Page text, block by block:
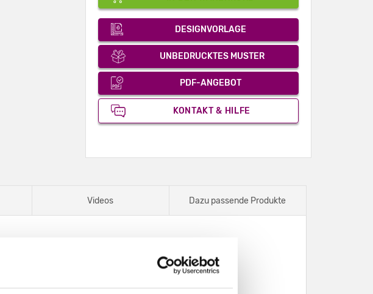
DESIGNVORLAGE
UNBEDRUCKTES MUSTER
PDF-ANGEBOT
KONTAKT & HILFE
Videos Dazu passende Produkte